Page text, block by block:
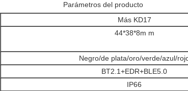
Parámetros del producto
Más KD17
44*38*8m m
Negro/de plata/oro/verde/azul/
BT2.1+EDR+BLE5.0
IP66